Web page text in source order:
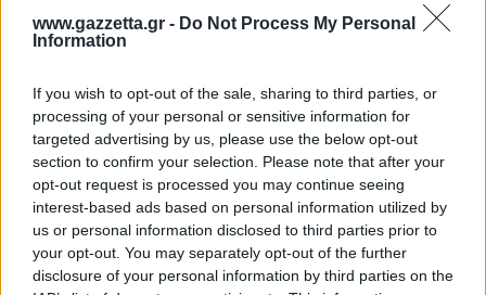
www.gazzetta.gr - Do Not Process My Personal
Information
If you wish to opt-out of the sale, sharing to third parties, or
processing of your personal or sensitive information for
targeted advertising by us, please use the below opt-out
section to confirm your selection. Please note that after your
opt-out request is processed you may continue seeing
interest-based ads based on personal information utilized by
us or personal information disclosed to third parties prior to
your opt-out. You may separately opt-out of the further
disclosure of your personal information by third parties on the
Σύμφωνα με την ΕΛ.ΑΣ, μέλη της οργάνωσης αυτής
ήταν και οπαδοί του Παναθηναϊκού οι οποίοι